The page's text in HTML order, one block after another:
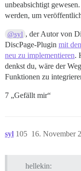
unbeabsichtigt
werden, um
@syl , der Autor von
DiscPage-Plugin mit
neu zu implementieren.
denkst du, wäre der
Funktionen zu
7 „Gefällt mir“
syl 16. November
105
hellekin: